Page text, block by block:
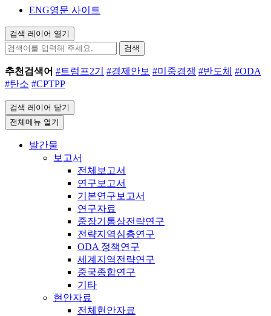
ENG영문 사이트
검색 레이어 열기
검색
추천검색어 #트럼프2기 #경제안보 #미중경쟁 #반도체 #ODA
#탄소 #CPTPP
검색 레이어 닫기
전체메뉴 열기
발간물
보고서
전체보고서
연구보고서
기본연구보고서
연구자료
중장기통상전략연구
전략지역심층연구
ODA 정책연구
세계지역전략연구
중국종합연구
기타
현안자료
전체현안자료